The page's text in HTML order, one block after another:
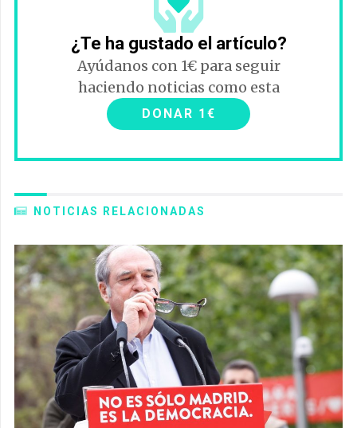
¿Te ha gustado el artículo?
Ayúdanos con 1€ para seguir
haciendo noticias como esta
DONAR 1€
NOTICIAS RELACIONADAS